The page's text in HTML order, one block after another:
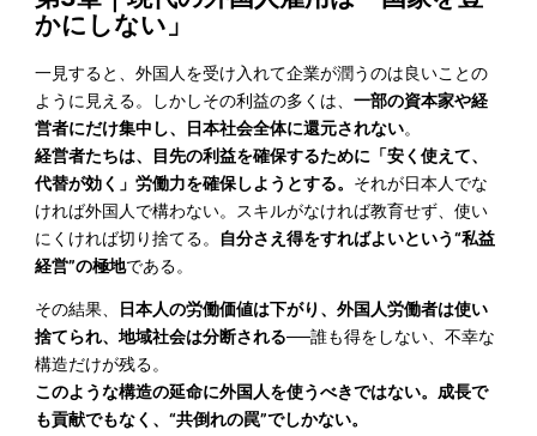
かにしない」
一見すると、外国人を受け入れて企業が潤うのは良いことの
ように見える。しかしその利益の多くは、一部の資本家や経
営者にだけ集中し、日本社会全体に還元されない。
経営者たちは、目先の利益を確保するために「安く使えて、
代替が効く」労働力を確保しようとする。 それが日本人でな
ければ外国人で構わない。スキルがなければ教育せず、使い
にくければ切り捨てる。
自分さえ得をすればよいという“私益
経営”の極地である。
その結果、
日本人の労働価値は下がり、外国人労働者は使い
捨てられ、地域社会は分断される──誰も得をしない、不幸な
構造だけが残る。
このような構造の延命に外国人を使うべきではない。成長で
も貢献でもなく、“共倒れの罠”でしかない。